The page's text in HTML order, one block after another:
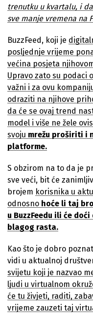
trenutku u kvartalu, i
sve manje vremena na
BuzzFeed, koji je
posljednje vrijeme
većina posjeta
Upravo zato su podaci
važni i za ovu
odraziti na njihove
da će se ovaj trend
model i više ne žele
svoju mrežu proširiti i
platforme.
S obzirom na to da je
sve veći, bit će
brojem korisnika u
odnosno hoće li taj
u BuzzFeedu ili će
blagog rasta.
Kao što je dobro
vidi u aktualnoj
svijetu koji je nazvao
ljudi u virtualnom
će tu živjeti, raditi,
vrijeme zauzeti taj